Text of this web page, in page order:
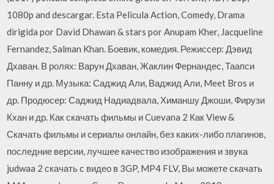
1080p and descargar. Esta Pelicula Action, Comedy, Drama
dirigida por David Dhawan & stars por Anupam Kher, Jacqueline
Fernandez, Salman Khan. Боевик, комедия. Режиссер: Дэвид
Дхаван. В ролях: Варун Дхаван, Жаклин Фернандес, Таапси
Панну и др. Музыка: Саджид Али, Ваджид Али, Meet Bros и
др. Продюсер: Саджид Надиадвала, Химаншу Джоши, Фирузи
Кхан и др. Как скачать фильмы и Cuevana 2 Как View &
Скачать фильмы и сериалы онлайн, без каких-либо плагинов,
последние версии, лучшее качество изображения и звука
judwaa 2 скачать с видео в 3GP, MP4 FLV, Вы можете скачать